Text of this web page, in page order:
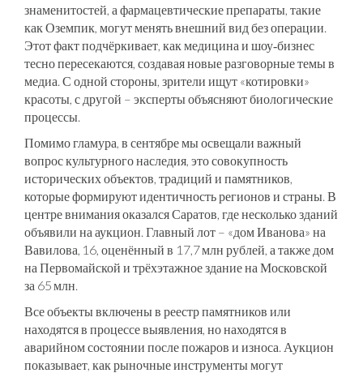
знаменитостей, а фармацевтические препараты, такие
как Оземпик, могут менять внешний вид без операции.
Этот факт подчёркивает, как медицина и шоу‑бизнес
тесно пересекаются, создавая новые разговорные темы в
медиа. С одной стороны, зрители ищут «котировки»
красоты, с другой – эксперты объясняют биологические
процессы.
Помимо гламура, в сентябре мы освещали важный
вопроскультурного наследия, это совокупность
исторических объектов, традиций и памятников,
которые формируют идентичность регионов и страны. В
центре внимания оказался Саратов, где несколько зданий
объявили на аукцион. Главный лот – «дом Иванова» на
Вавилова, 16, оценённый в 17,7 млн рублей, а также дом
на Первомайской и трёхэтажное здание на Московской
за 65 млн.
Все объекты включены в реестр памятников или
находятся в процессе выявления, но находятся в
аварийном состоянии после пожаров и износа. Аукцион
показывает, как рыночные инструменты могут